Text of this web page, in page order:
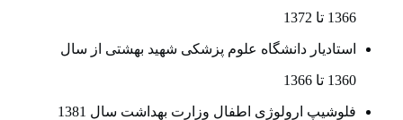
1366 تا 1372
استادیار دانشگاه علوم پزشکی شهید بهشتی از سال
1360 تا 1366
فلوشیپ ارولوژی اطفال وزارت بهداشت سال 1381